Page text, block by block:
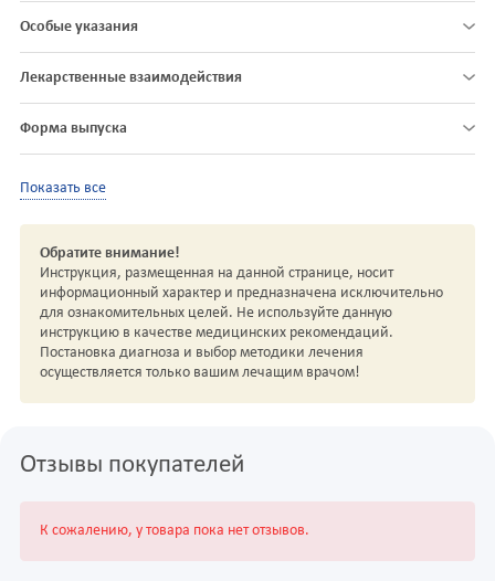
Особые указания
Лекарственные взаимодействия
Форма выпуска
Показать все
Обратите внимание!
Инструкция, размещенная на данной странице, носит
информационный характер и предназначена исключительно
для ознакомительных целей. Не используйте данную
инструкцию в качестве медицинских рекомендаций.
Постановка диагноза и выбор методики лечения
осуществляется только вашим лечащим врачом!
Отзывы покупателей
К сожалению, у товара пока нет отзывов.